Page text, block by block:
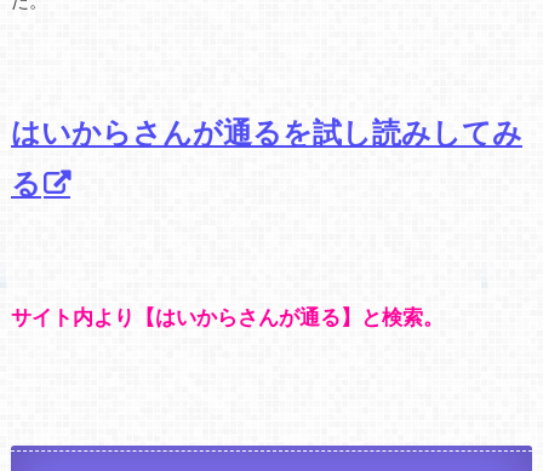
はいからさんが通るを試し読みしてみ
る
サイト内より【はいからさんが通る】と検索。